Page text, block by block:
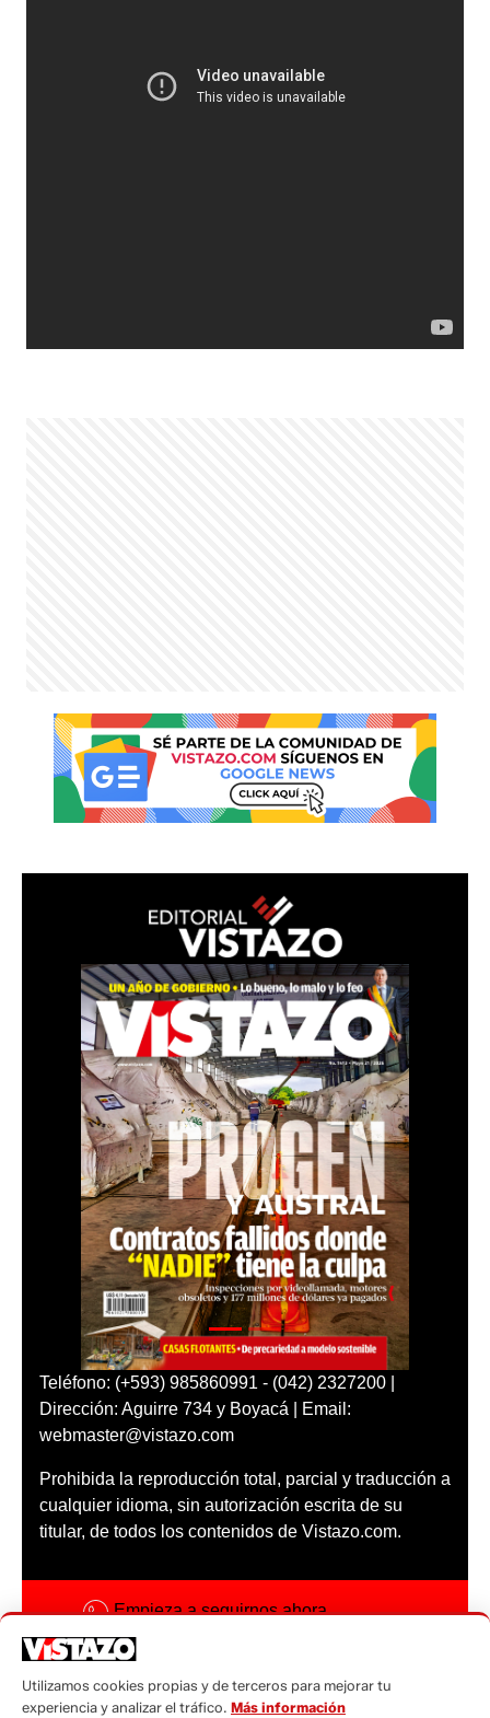
Teléfono: (+593) 985860991 - (042) 2327200 |
Dirección: Aguirre 734 y Boyacá | Email:
webmaster@vistazo.com
Prohibida la reproducción total, parcial y traducción a
cualquier idioma, sin autorización escrita de su
titular, de todos los contenidos de Vistazo.com.
Empieza a seguirnos ahora
Código ética
Utilizamos cookies propias y de terceros para mejorar tu
experiencia y analizar el tráfico. Más información